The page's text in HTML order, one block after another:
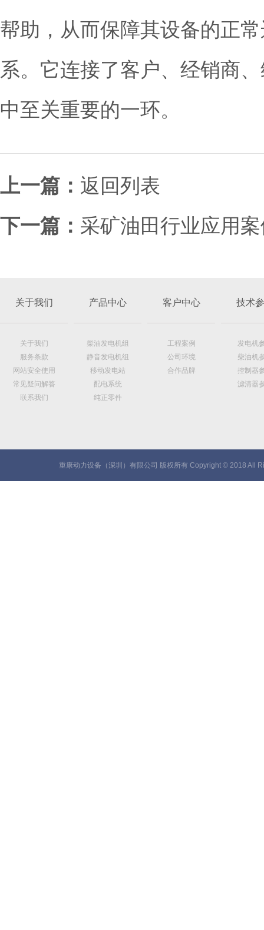
帮助，从而保障其设备的正
系。它连接了客户、经销商
中至关重要的一环。
上一篇： 返回列表
下一篇： 采矿油田行业应用
关于我们
关于我们
服务条款
网站安全使用
常见疑问解答
联系我们
产品中心
柴油发电机组
静音发电机组
移动发电站
配电系统
纯正零件
客户中心
工程案例
公司环境
合作品牌
技术
发电机
柴油机
控制器
滤清器
重康动力设备（深圳）有限公司 版权所有 Copyright © 2018 All